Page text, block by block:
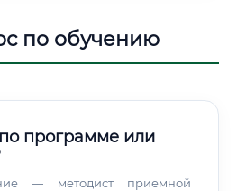
по обучению
программе или
— методист приемной